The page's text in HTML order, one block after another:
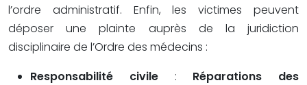
l’ordre administratif. Enfin, les victimes peuvent
déposer une plainte auprès de la juridiction
disciplinaire de l’Ordre des médecins :
Responsabilité civile : Réparations des